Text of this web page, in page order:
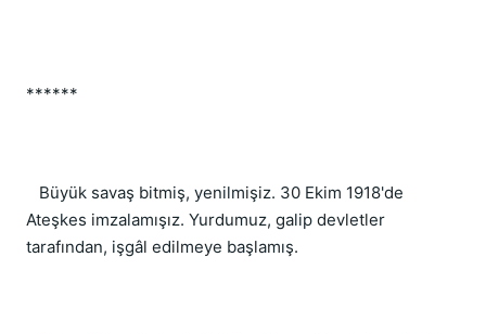
******
Büyük savaş bitmiş, yenilmişiz. 30 Ekim 1918'de
Ateşkes imzalamışız. Yurdumuz, galip devletler
tarafından, işgâl edilmeye başlamış.